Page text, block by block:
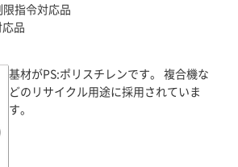
指令対応品
基材がPS:ポリスチレンです。 複合機な
どのリサイクル用途に採用されていま
す。